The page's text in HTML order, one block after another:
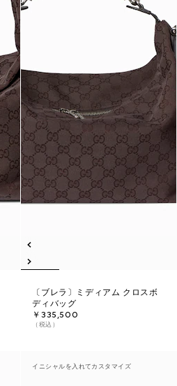
〔ブレラ〕ミディアム クロスボ
ディバッグ
￥335,500
（税込）
イニシャルを入れてカスタマイズ